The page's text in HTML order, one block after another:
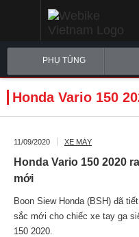
PHỤ TÙNG
Honda Vario 150
11/09/2020 XE MÁY
Honda Vario 150 2020
mới
Boon Siew Honda (BSH) đã
sắc mới cho chiếc xe tay ga
150 2020.